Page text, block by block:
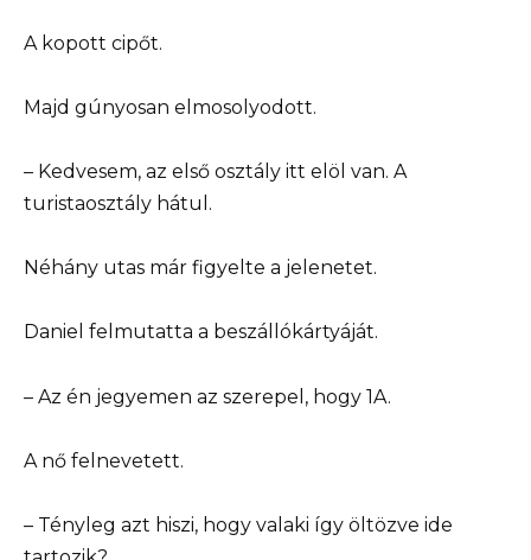
A kopott cipőt.
Majd gúnyosan elmosolyodott.
– Kedvesem, az első osztály itt elöl van. A
turistaosztály hátul.
Néhány utas már figyelte a jelenetet.
Daniel felmutatta a beszállókártyáját.
– Az én jegyemen az szerepel, hogy 1A.
A nő felnevetett.
– Tényleg azt hiszi, hogy valaki így öltözve ide